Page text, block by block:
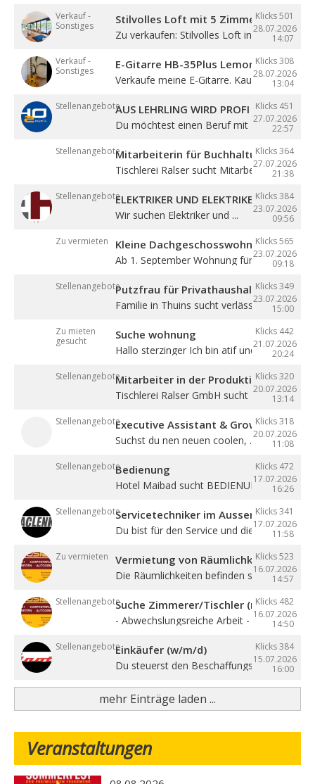
Verkauf -
Sonstiges
Klicks 501
28.07.2026
14:07
Stilvolles Loft mit 5 Zimmern
Zu verkaufen: Stilvolles Loft in Sterzing! ...
Verkauf -
Sonstiges
Klicks 308
28.07.2026
13:04
E-Gitarre HB-35Plus Lemon
Verkaufe meine E-Gitarre. Kaum gespielt, ...
Stellenangebote
Klicks 451
27.07.2026
22:57
AUS LEHRLING WIRD PROFI – STARTE
Du möchtest einen Beruf mit Zukunft
Stellenangebote
Klicks 364
27.07.2026
21:38
Mitarbeiterin für Buchhaltung (m/w/d)
Tischlerei Ralser sucht Mitarbeiterin für ...
Stellenangebote
Klicks 384
23.07.2026
09:56
ELEKTRIKER UND ELEKTRIKERLEHRLING
Wir suchen Elektriker und ...
Zu vermieten
Klicks 565
23.07.2026
09:18
Kleine Dachgeschosswohnung mit
Ab 1. September Wohnung für eine Person
Stellenangebote
Klicks 349
23.07.2026
15:00
Putzfrau für Privathaushalt gesucht
Familie in Thuins sucht verlässliche ...
Zu mieten
gesucht
Klicks 442
21.07.2026
20:24
Suche wohnung
Hallo sterzinger Ich bin atif und komme aus
Stellenangebote
Klicks 320
20.07.2026
13:14
Mitarbeiter in der Produktion (m/w/d)
Tischlerei Ralser GmbH sucht Mitarbeiter
Stellenangebote
Klicks 318
20.07.2026
11:08
Executive Assistant & Growth Partner
Suchst du nen neuen coolen, ...
Stellenangebote
Klicks 472
17.07.2026
16:26
Bedienung
Hotel Maibad sucht BEDIENUNG für ...
Stellenangebote
Klicks 341
17.07.2026
11:58
Servicetechniker im Aussendienst (w/
Du bist für den Service und die ...
Zu vermieten
Klicks 523
16.07.2026
14:57
Vermietung von Räumlichkeiten,
Die Räumlichkeiten befinden sich zentral in
Stellenangebote
Klicks 482
16.07.2026
14:50
Suche Zimmerer/Tischler (m/w/d),
- Abwechslungsreiche Arbeit - Sehr gute ...
Stellenangebote
Klicks 384
15.07.2026
16:00
Einkäufer (w/m/d)
Du steuerst den Beschaffungsprozess von
mehr Einträge laden ...
Veranstaltungen